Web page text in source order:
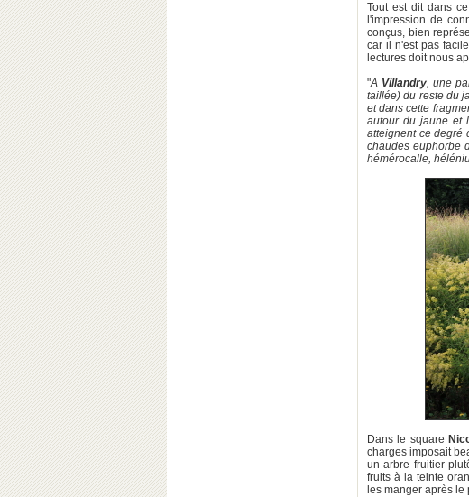
Tout est dit dans
l'impression de
conçus, bien
car il n'est pas
lectures doit nous
"A Villandry, une
taillée) du reste du
et dans cette
autour du jaune et
atteignent ce degré
chaudes euphorbe
hémérocalle,
Dans le square
charges imposait
un arbre fruitier
fruits à la teinte
les manger après